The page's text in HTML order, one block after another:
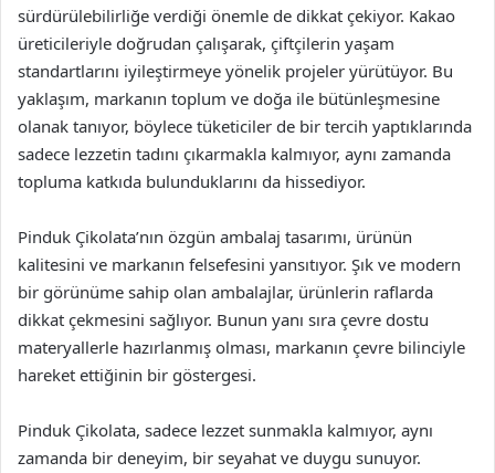
sürdürülebilirliğe verdiği önemle de dikkat çekiyor. Kakao
üreticileriyle doğrudan çalışarak, çiftçilerin yaşam
standartlarını iyileştirmeye yönelik projeler yürütüyor. Bu
yaklaşım, markanın toplum ve doğa ile bütünleşmesine
olanak tanıyor, böylece tüketiciler de bir tercih yaptıklarında
sadece lezzetin tadını çıkarmakla kalmıyor, aynı zamanda
topluma katkıda bulunduklarını da hissediyor.
Pinduk Çikolata’nın özgün ambalaj tasarımı, ürünün
kalitesini ve markanın felsefesini yansıtıyor. Şık ve modern
bir görünüme sahip olan ambalajlar, ürünlerin raflarda
dikkat çekmesini sağlıyor. Bunun yanı sıra çevre dostu
materyallerle hazırlanmış olması, markanın çevre bilinciyle
hareket ettiğinin bir göstergesi.
Pinduk Çikolata, sadece lezzet sunmakla kalmıyor, aynı
zamanda bir deneyim, bir seyahat ve duygu sunuyor.